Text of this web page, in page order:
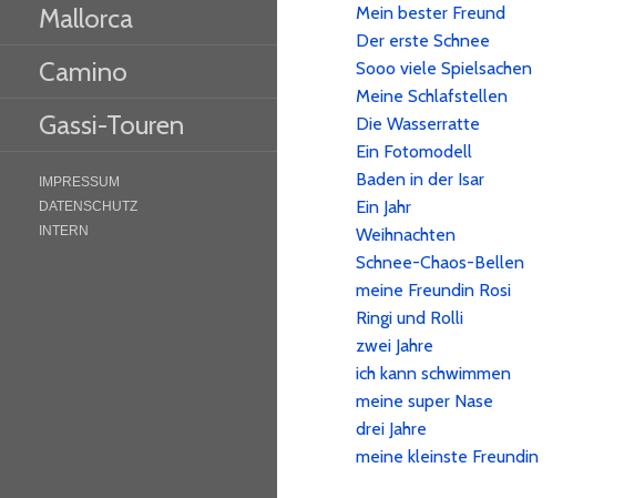
Mallorca
Camino
Gassi-Touren
IMPRESSUM
DATENSCHUTZ
INTERN
Mein bester Freund
Der erste Schnee
Sooo viele Spielsachen
Meine Schlafstellen
Die Wasserratte
Ein Fotomodell
Baden in der Isar
Ein Jahr
Weihnachten
Schnee-Chaos-Bellen
meine Freundin Rosi
Ringi und Rolli
zwei Jahre
ich kann schwimmen
meine super Nase
drei Jahre
meine kleinste Freundin